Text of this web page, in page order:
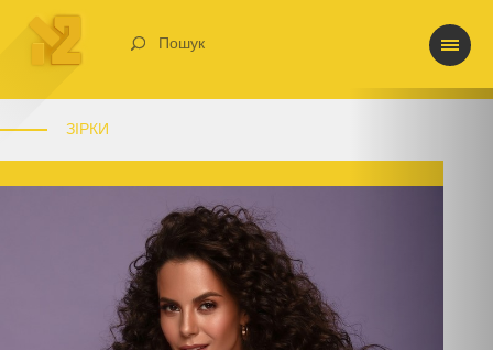
Пошук
ЗІРКИ